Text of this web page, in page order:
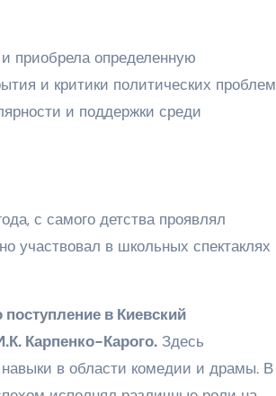
приобрела определенную
и критики политических проблем
и поддержки среди
с самого детства проявлял
участвовал в школьных спектаклях
в Киевский
Карпенко-Карого. Здесь
навыки в области комедии и драмы. В